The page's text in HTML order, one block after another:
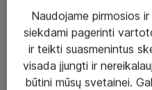
Paslaugos
Sprendimai
Įgyvendinti projektai
Naudojame pirmosios
siekdami pagerinti
ir teikti suasmenintus
visada įjungti ir
būtini mūsų svetainei.